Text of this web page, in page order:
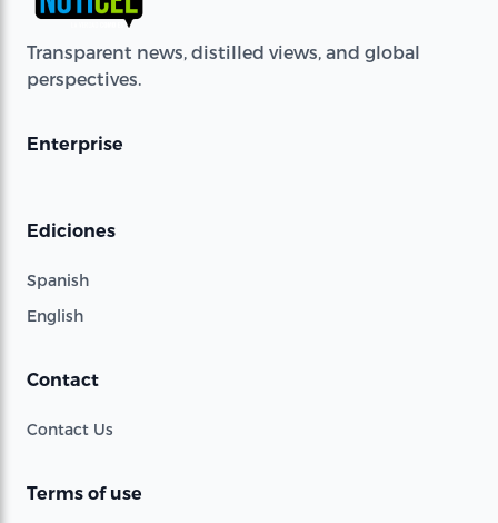
Transparent news, distilled views, and global
perspectives.
Enterprise
Ediciones
Spanish
English
Contact
Contact Us
Terms of use